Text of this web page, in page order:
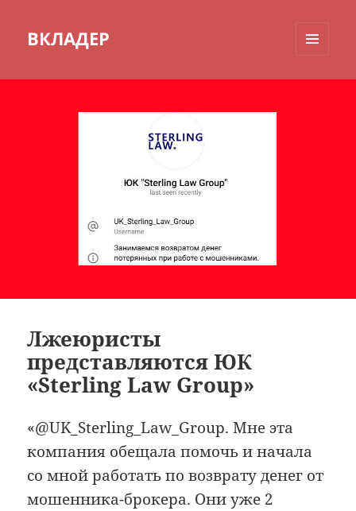
ВКЛАДЕР
Лжеюристы
представляются ЮК
«Sterling Law Group»
«@UK_Sterling_Law_Group. Мне эта
компания обещала помочь и начала
со мной работать по возврату денег от
мошенника-брокера. Они уже 2